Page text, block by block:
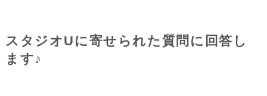
スタジオUに寄せられた質問に回答し
ます♪